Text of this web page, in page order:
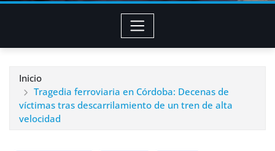
Inicio
Tragedia ferroviaria en Córdoba: Decenas de
víctimas tras descarrilamiento de un tren de alta
velocidad